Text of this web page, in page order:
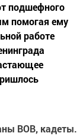
подшефного
помогая ему
работе
ВОВ, кадеты.